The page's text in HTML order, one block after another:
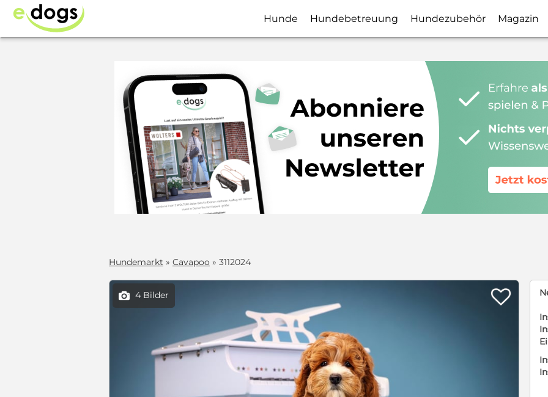
Hunde Hundebetreuung Hundezubehör Magazin
Hundemarkt » Cavapoo » 3112024
 4 Bilder 